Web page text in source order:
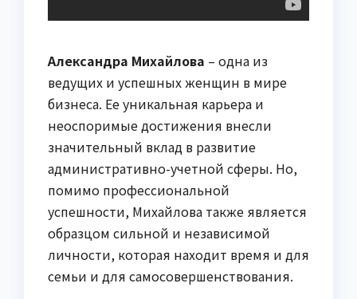
Александра Михайлова – одна из
ведущих и успешных женщин в мире
бизнеса. Ее уникальная карьера и
неоспоримые достижения внесли
значительный вклад в развитие
административно-учетной сферы. Но,
помимо профессиональной
успешности, Михайлова также является
образцом сильной и независимой
личности, которая находит время и для
семьи и для самосовершенствования.